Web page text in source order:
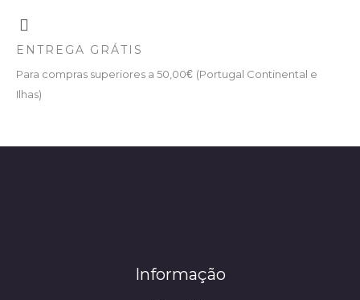
ENTREGA GRÁTIS
Para compras superiores a 50,00€ (Portugal Continental e
Ilhas)
Informação